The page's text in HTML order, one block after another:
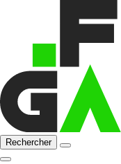
Rechercher